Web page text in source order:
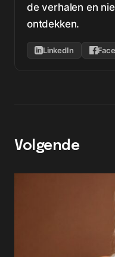
de verhalen en
ontdekken.
LinkedIn
Volgende